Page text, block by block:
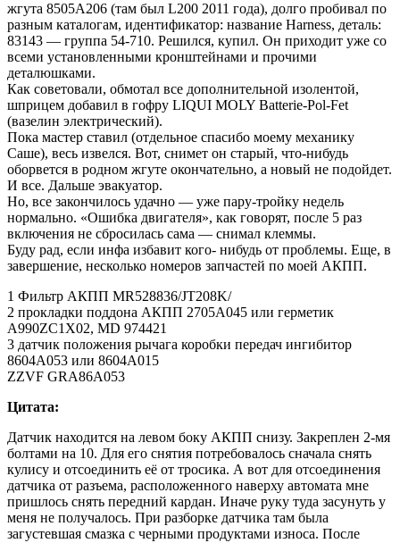
жгута 8505A206 (там был L200 2011 года), долго пробивал по
разным каталогам, идентификатор: название Harness, деталь:
83143 — группа 54-710. Решился, купил. Он приходит уже со
всеми установленными кронштейнами и прочими
деталюшками.
Как советовали, обмотал все дополнительной изолентой,
шприцем добавил в гофру LIQUI MOLY Batterie-Pol-Fet
(вазелин электрический).
Пока мастер ставил (отдельное спасибо моему механику
Саше), весь извелся. Вот, снимет он старый, что-нибудь
оборвется в родном жгуте окончательно, а новый не подойдет.
И все. Дальше эвакуатор.
Но, все закончилось удачно — уже пару-тройку недель
нормально. «Ошибка двигателя», как говорят, после 5 раз
включения не сбросилась сама — снимал клеммы.
Буду рад, если инфа избавит кого- нибудь от проблемы. Еще, в
завершение, несколько номеров запчастей по моей АКПП.
1 Фильтр АКПП MR528836/JT208K/
2 прокладки поддона АКПП 2705А045 или герметик
A990ZC1X02, MD 974421
3 датчик положения рычага коробки передач ингибитор
8604A053 или 8604A015
ZZVF GRA86A053
Цитата:
Датчик находится на левом боку АКПП снизу. Закреплен 2-мя
болтами на 10. Для его снятия потребовалось сначала снять
кулису и отсоединить её от тросика. А вот для отсоединения
датчика от разъема, расположенного наверху автомата мне
пришлось снять передний кардан. Иначе руку туда засунуть у
меня не получалось. При разборке датчика там была
загустевшая смазка с черными продуктами износа. После